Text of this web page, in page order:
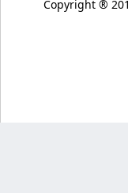
Copyright ®